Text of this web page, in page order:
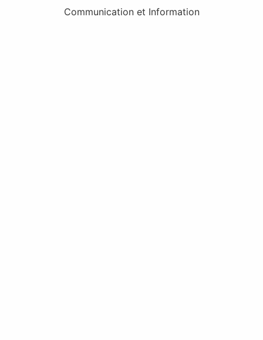
Communication et Information